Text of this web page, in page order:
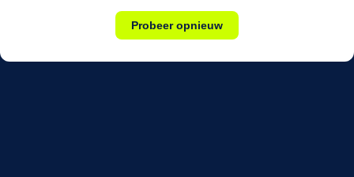
Probeer opnieuw